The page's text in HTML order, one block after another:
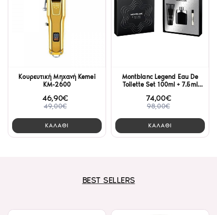
Kουρευτική Μηχανή Kemei
KM-2600
46,90€
49,00€
ΚΑΛΑΘΙ
Montblanc Legend Eau De
Toilette Set 100ml + 7.5ml
74,00€
98,00€
ΚΑΛΑΘΙ
BEST SELLERS